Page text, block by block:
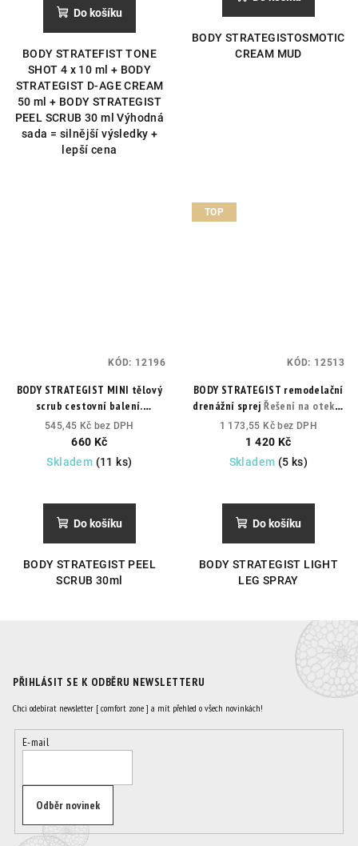
Do košíku
BODY STRATEFIST TONE
SHOT 4 x 10 ml + BODY
STRATEGIST D-AGE CREAM
50 ml + BODY STRATEGIST
PEEL SCRUB 30 ml Výhodná
sada = silnější výsledky +
lepší cena
BODY STRATEGISTOSMOTIC
CREAM MUD
BODY STRATEGIST MINI tělový
scrub cestovní balení.
Odstraněním odumřelých buněk
z povrchu pokožky, podporuje
hydrataci a okysličení. Získáte
hedvábně jemnou, obnovenou a
pokožku,
545,45 Kč bez DPH
660 Kč
Skladem (11 ks)
Do košíku
BODY STRATEGIST PEEL
SCRUB 30ml
KÓD: 12196
TOP
BODY STRATEGIST remodelační
drenážní sprejŘešení na oteklé
a těžké nohy
1 173,55 Kč bez DPH
1 420 Kč
Skladem (5 ks)
Do košíku
BODY STRATEGIST LIGHT
LEG SPRAY
KÓD: 12513
PŘIHLÁSIT SE K ODBĚRU NEWSLETTERU
Chci odebírat newsletter [ comfort zone ] a mít přehled o všech novinkách!
E-mail
Odběr novinek